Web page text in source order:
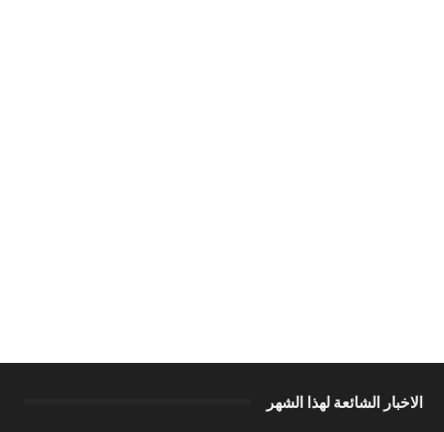
الاخبار الشائعة لهذا الشهر